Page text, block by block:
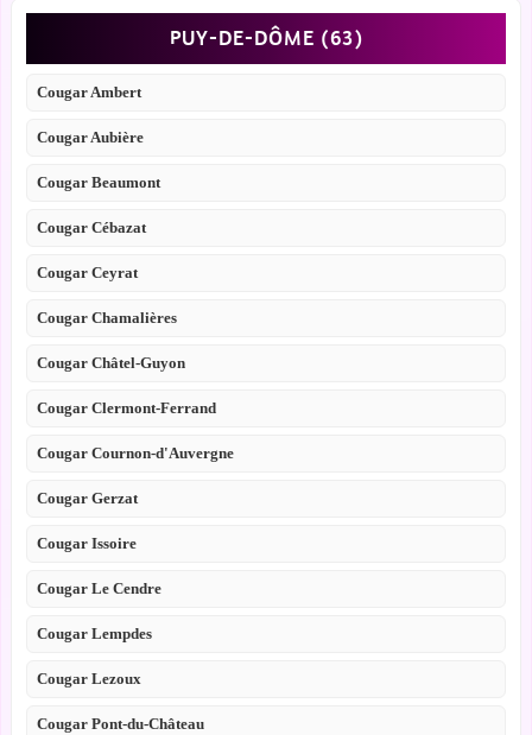
PUY-DE-DÔME (63)
Cougar Ambert
Cougar Aubière
Cougar Beaumont
Cougar Cébazat
Cougar Ceyrat
Cougar Chamalières
Cougar Châtel-Guyon
Cougar Clermont-Ferrand
Cougar Cournon-d'Auvergne
Cougar Gerzat
Cougar Issoire
Cougar Le Cendre
Cougar Lempdes
Cougar Lezoux
Cougar Pont-du-Château